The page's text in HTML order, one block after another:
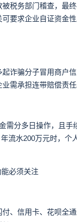
务部门稽查，最终
要求企业自证资金
骗分子冒用商户信
需承担连带赔偿责任
分多日操作，且手
流水200万元时，个
必须关注
信用卡、花呗全通